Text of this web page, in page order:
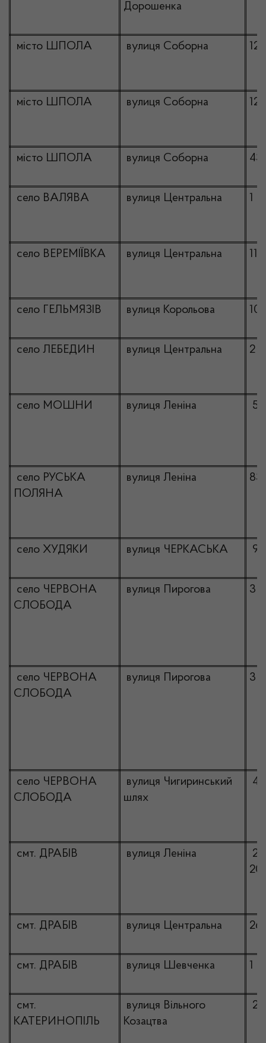
Дорошенка
місто ШПОЛА вулиця Соборна 12
місто ШПОЛА вулиця Соборна 12
місто ШПОЛА вулиця Соборна 43
село ВАЛЯВА вулиця Центральна 1
село ВЕРЕМІЇВКА вулиця Центральна 112
село ГЕЛЬМЯЗІВ вулиця Корольова 10
село ЛЕБЕДИН вулиця Центральна 2
село МОШНИ вулиця Леніна
село РУСЬКА
ПОЛЯНА
вулиця Леніна 83
село ХУДЯКИ вулиця ЧЕРКАСЬКА
село ЧЕРВОНА
СЛОБОДА
вулиця Пирогова 3
село ЧЕРВОНА
СЛОБОДА
вулиця Пирогова 3
село ЧЕРВОНА
СЛОБОДА
вулиця Чигиринський
шлях
смт. ДРАБІВ вулиця Леніна
смт. ДРАБІВ вулиця Центральна 26
смт. ДРАБІВ вулиця Шевченка 1
смт.
КАТЕРИНОПІЛЬ
вулиця Вільного
Козацтва